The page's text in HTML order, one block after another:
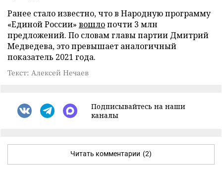
Ранее стало известно, что в Народную программу
«Единой России» вошлопочти 3 млн
предложений. По словам главы партии Дмитрий
Медведева, это превышает аналогичный
показатель 2021 года.
Текст: Алексей Нечаев
Подписывайтесь на наши
каналы
Читать комментарии (2)